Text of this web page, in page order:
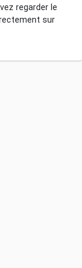
regarder le
sur